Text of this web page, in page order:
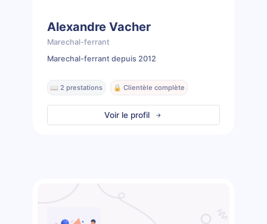
Alexandre Vacher
Marechal-ferrant
Marechal-ferrant depuis 2012
📖 2 prestations 🔒 Clientèle complète
Voir le profil